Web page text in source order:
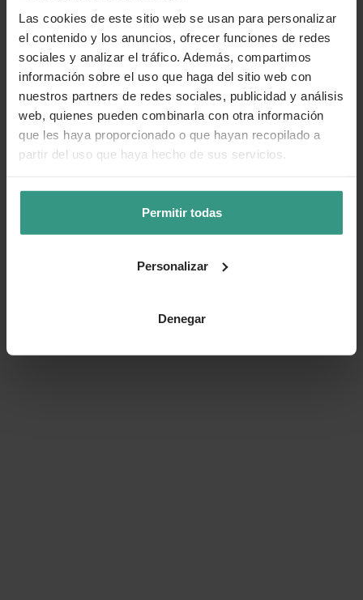
Las cookies de este sitio web se usan para personalizar
el contenido y los anuncios, ofrecer funciones de redes
sociales y analizar el tráfico. Además, compartimos
información sobre el uso que haga del sitio web con
nuestros partners de redes sociales, publicidad y análisis
web, quienes pueden combinarla con otra información
que les haya proporcionado o que hayan recopilado a
partir del uso que haya hecho de sus servicios.
Permitir todas
Personalizar
Denegar